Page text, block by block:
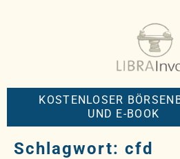
KOSTENLOSER
UND E-BOOK
Schlagwort: cfd